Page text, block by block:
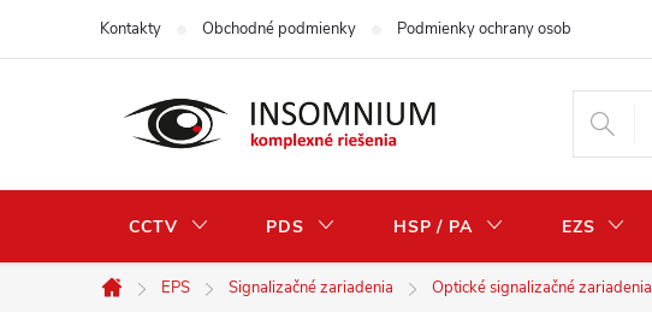
Kontakty Obchodné podmienky Podmienky ochrany osobných údajov
CCTV PDS HSP / PA EZS
Domov
EPS Signalizačné zariadenia Optické signalizačné zariadenia